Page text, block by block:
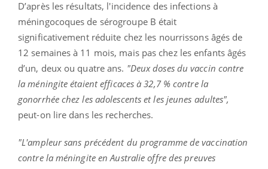
D’après les résultats, l'incidence des infections à
méningocoques de sérogroupe B était
significativement réduite chez les nourrissons âgés de
12 semaines à 11 mois, mais pas chez les enfants âgés
d’un, deux ou quatre ans. "Deux doses du vaccin contre
la méningite étaient efficaces à 32,7 % contre la
gonorrhée chez les adolescents et les jeunes adultes",
peut-on lire dans les recherches.
"L'ampleur sans précédent du programme de vaccination
contre la méningite en Australie offre des preuves